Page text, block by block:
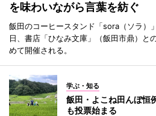
を味わいながら言葉を紡ぐ
飯田のコーヒースタンド「sora（ソラ）
日、書店「ひなみ文庫」（飯田市鼎）と
めて開催される。
学ぶ・知る
飯田・よこね田んぼ
も投票始まる